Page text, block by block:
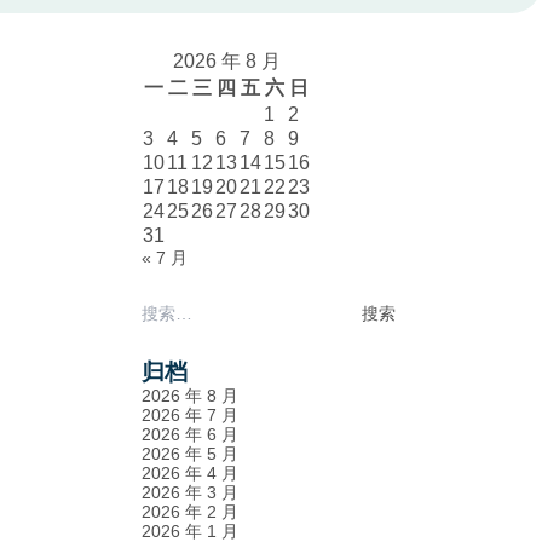
2026 年 8 月
一 二 三 四 五 六 日
1
2
3
4 5 6 7 8
9
1011 12 13141516
17 1819 2021 22 23
24252627 282930
31
« 7 月
搜
归档
2026 年 8 月
2026 年 7 月
2026 年 6 月
2026 年 5 月
2026 年 4 月
2026 年 3 月
2026 年 2 月
2026 年 1 月